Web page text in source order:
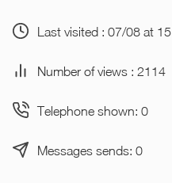
Last visited : 07/08 at
Number of views : 2114
Telephone shown: 0
Messages sends: 0